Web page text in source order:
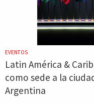
EVENTOS
Latin América &
como sede a la
Argentina